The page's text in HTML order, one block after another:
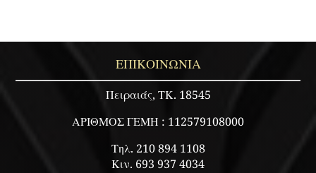
ΕΠΙΚΟΙΝΩΝΙΑ
Πειραιάς, ΤΚ. 18545
ΑΡΙΘΜΟΣ ΓΕΜΗ : 112579108000
Τηλ. 210 894 1108
Κιν. 693 937 4034